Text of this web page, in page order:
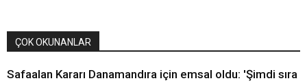
ÇOK OKUNANLAR
Safaalan Kararı Danamandıra için emsal oldu: 'Şimdi sıra